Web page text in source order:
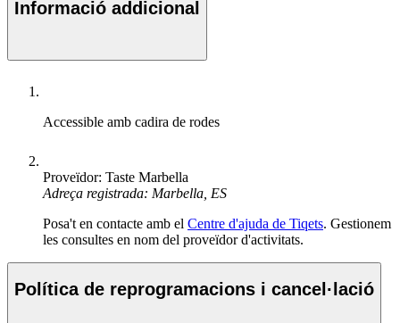
Informació addicional
Accessible amb cadira de rodes
Proveïdor: Taste Marbella
Adreça registrada: Marbella, ES
Posa't en contacte amb el Centre d'ajuda de Tiqets. Gestionem
les consultes en nom del proveïdor d'activitats.
Política de reprogramacions i cancel·lació